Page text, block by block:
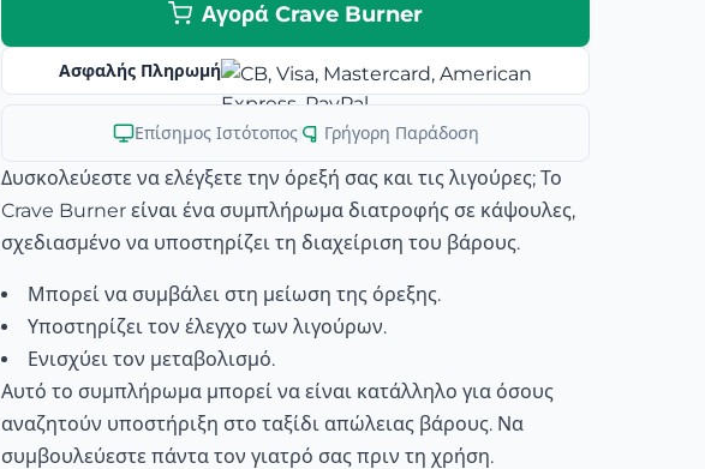
Αγορά Crave Burner
Ασφαλής Πληρωμή
Επίσημος Ιστότοπος| Γρήγορη Παράδοση
Δυσκολεύεστε να ελέγξετε την όρεξή σας και τις λιγούρες; Το
Crave Burner είναι ένα συμπλήρωμα διατροφής σε κάψουλες,
σχεδιασμένο να υποστηρίζει τη διαχείριση του βάρους.
Μπορεί να συμβάλει στη μείωση της όρεξης.
Υποστηρίζει τον έλεγχο των λιγούρων.
Ενισχύει τον μεταβολισμό.
Αυτό το συμπλήρωμα μπορεί να είναι κατάλληλο για όσους
αναζητούν υποστήριξη στο ταξίδι απώλειας βάρους. Να
συμβουλεύεστε πάντα τον γιατρό σας πριν τη χρήση.